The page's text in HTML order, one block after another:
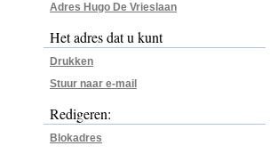
Adres Hugo De Vrieslaan
Het adres dat u kunt
Drukken
Stuur naar e-mail
Redigeren:
Blokadres